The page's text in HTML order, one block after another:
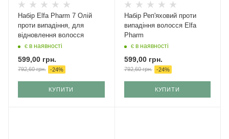
Набір Elfa Pharm 7 Олій
проти випадіння, для
відновлення волосся
є в наявності
599,00 грн.
792,60грн. -24%
КУПИТИ
Набір Реп'яховий проти
випадіння волосся Elfa
Pharm
є в наявності
599,00грн.
792,60грн. -24%
КУПИТИ